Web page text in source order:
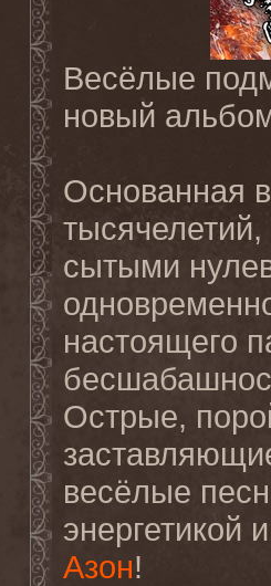
Весёлые
новый
Основанная
сытыми
настоящего
Острые,
весёлые
энергетикой
Азон!